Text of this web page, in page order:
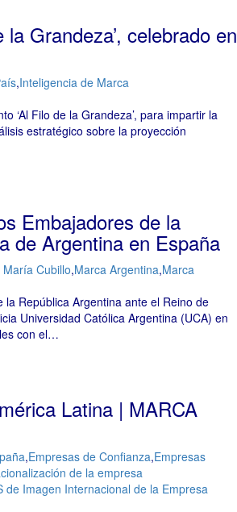
Grandeza’, celebrado en
,Inteligencia de Marca
‘Al Filo de la Grandeza’, para impartir la
estratégico sobre la proyección
Embajadores de la
de Argentina en España
María Cubillo,Marca Argentina,Marca
República Argentina ante el Reino de
Universidad Católica Argentina (UCA) en
con el…
Latina | MARCA
,Empresas de Confianza,Empresas
de la empresa
de Imagen Internacional de la Empresa